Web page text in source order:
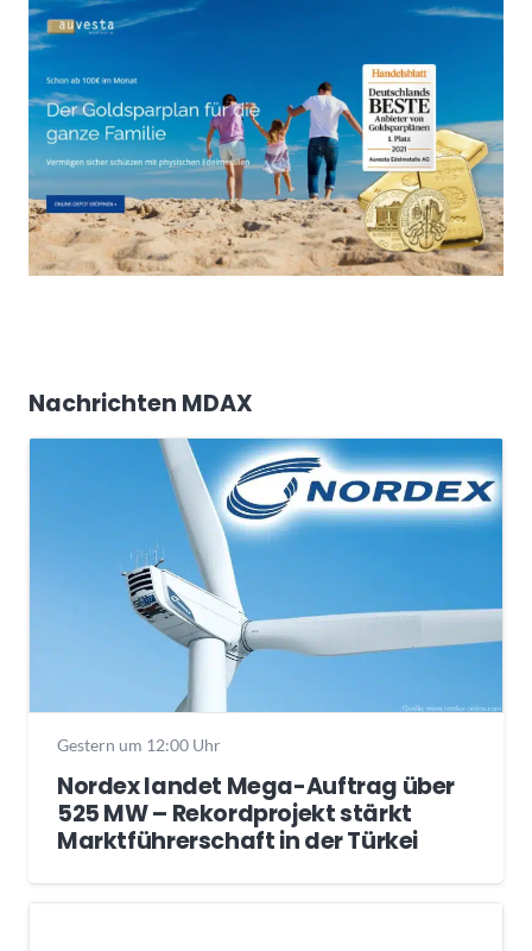
Nachrichten MDAX
Gestern um 12:00 Uhr
Nordex landet Mega-Auftrag über
525 MW – Rekordprojekt stärkt
Marktführerschaft in der Türkei